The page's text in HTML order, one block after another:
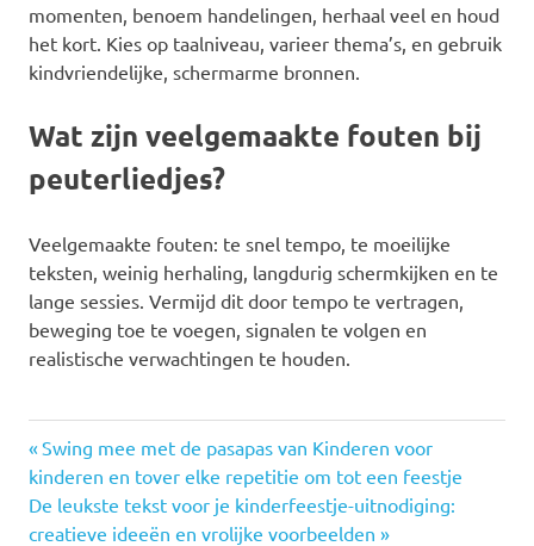
momenten, benoem handelingen, herhaal veel en houd
het kort. Kies op taalniveau, varieer thema’s, en gebruik
kindvriendelijke, schermarme bronnen.
Wat zijn veelgemaakte fouten bij
peuterliedjes?
Veelgemaakte fouten: te snel tempo, te moeilijke
teksten, weinig herhaling, langdurig schermkijken en te
lange sessies. Vermijd dit door tempo te vertragen,
beweging toe te voegen, signalen te volgen en
realistische verwachtingen te houden.
Post
navigation
Previous
Post:
Swing mee met de pasapas van Kinderen voor
kinderen en tover elke repetitie om tot een feestje
Next
Post:
De leukste tekst voor je kinderfeestje-uitnodiging:
creatieve ideeën en vrolijke voorbeelden